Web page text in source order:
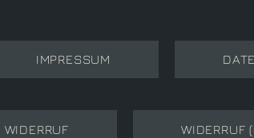
IMPRESSUM
WIDERRUF WIDERRUF